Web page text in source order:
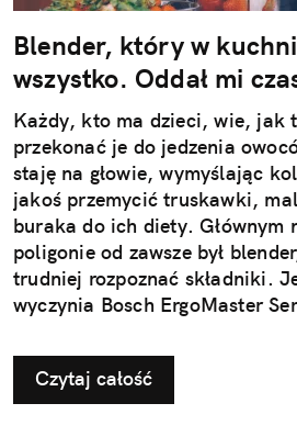
Blender, który w
wszystko. Oddał mi
Każdy, kto ma dzieci, wie, jak
przekonać je do jedzenia
staję na głowie, wymyślając
jakoś przemycić truskawki,
buraka do ich diety. Głównym
poligonie od zawsze był
trudniej rozpoznać składniki.
wyczynia Bosch ErgoMaster
Czytaj całość